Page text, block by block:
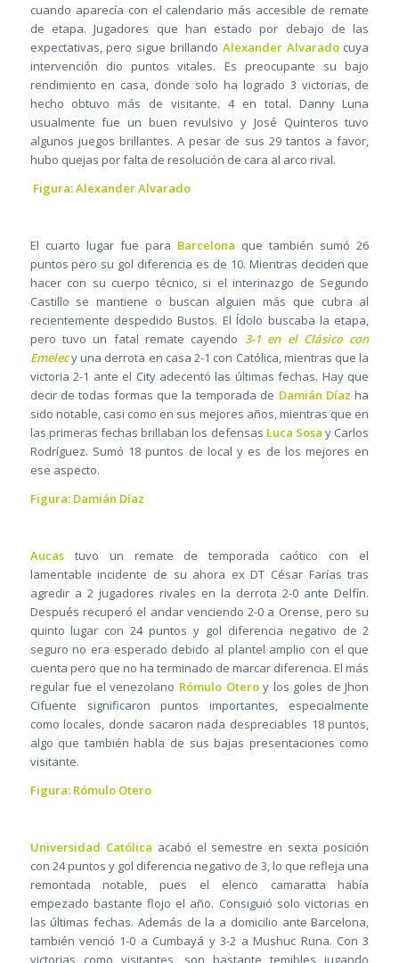
cuando aparecía con el calendario más accesible de remate
de etapa. Jugadores que han estado por debajo de las
expectativas, pero sigue brillando Alexander Alvaradocuya
intervención dio puntos vitales. Es preocupante su bajo
rendimiento en casa, donde solo ha logrado 3 victorias, de
hecho obtuvo más de visitante. 4 en total. Danny Luna
usualmente fue un buen revulsivo y José Quinteros tuvo
algunos juegos brillantes. A pesar de sus 29 tantos a favor,
hubo quejas por falta de resolución de cara al arco rival.
Figura: Alexander Alvarado
El cuarto lugar fue para Barcelona que también sumó 26
puntos pero su gol diferencia es de 10. Mientras deciden que
hacer con su cuerpo técnico, si el interinazgo de Segundo
Castillo se mantiene o buscan alguien más que cubra al
recientemente despedido Bustos. El Ídolo buscaba la etapa,
pero tuvo un fatal remate cayendo 3-1 en el Clásico con
Emelecy una derrota en casa 2-1 con Católica, mientras que la
victoria 2-1 ante el City adecentó las últimas fechas. Hay que
decir de todas formas que la temporada de Damián Díaz ha
sido notable, casi como en sus mejores años, mientras que en
las primeras fechas brillaban los defensas Luca Sosa y Carlos
Rodríguez. Sumó 18 puntos de local y es de los mejores en
ese aspecto.
Figura: Damián Díaz
Aucastuvo un remate de temporada caótico con el
lamentable incidente de su ahora ex DT César Farías tras
agredir a 2 jugadores rivales en la derrota 2-0 ante Delfín.
Después recuperó el andar venciendo 2-0 a Orense, pero su
quinto lugar con 24 puntos y gol diferencia negativo de 2
seguro no era esperado debido al plantel amplio con el que
cuenta pero que no ha terminado de marcar diferencia. El más
regular fue el venezolano Rómulo Oteroy los goles de Jhon
Cifuente significaron puntos importantes, especialmente
como locales, donde sacaron nada despreciables 18 puntos,
algo que también habla de sus bajas presentaciones como
visitante.
Figura: Rómulo Otero
Universidad Católica acabó el semestre en sexta posición
con 24 puntos y gol diferencia negativo de 3, lo que refleja una
remontada notable, pues el elenco camaratta había
empezado bastante flojo el año. Consiguió solo victorias en
las últimas fechas. Además de la a domicilio ante Barcelona,
también venció 1-0 a Cumbayá y 3-2 a Mushuc Runa. Con 3
victorias como visitantes, son bastante temibles jugando